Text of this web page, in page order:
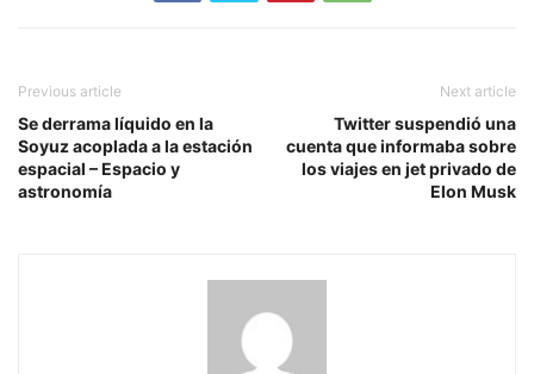
Previous article
Se derrama líquido en la
Soyuz acoplada a la estación
espacial – Espacio y
astronomía
Next article
Twitter suspendió una
cuenta que informaba sobre
los viajes en jet privado de
Elon Musk